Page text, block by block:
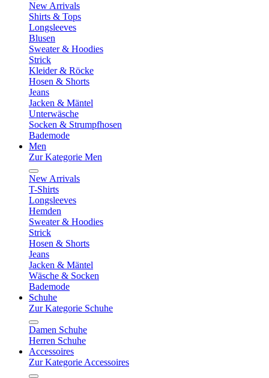
New Arrivals
Shirts & Tops
Longsleeves
Blusen
Sweater & Hoodies
Strick
Kleider & Röcke
Hosen & Shorts
Jeans
Jacken & Mäntel
Unterwäsche
Socken & Strumpfhosen
Bademode
Men
Zur Kategorie Men
New Arrivals
T-Shirts
Longsleeves
Hemden
Sweater & Hoodies
Strick
Hosen & Shorts
Jeans
Jacken & Mäntel
Wäsche & Socken
Bademode
Schuhe
Zur Kategorie Schuhe
Damen Schuhe
Herren Schuhe
Accessoires
Zur Kategorie Accessoires